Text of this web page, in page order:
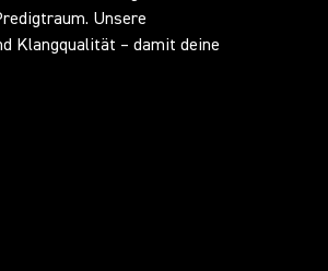
Unsere
Klangqualität – damit deine